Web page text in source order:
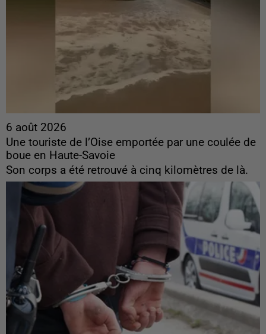
6 août 2026
Une touriste de l’Oise emportée par une coulée de
boue en Haute-Savoie
Son corps a été retrouvé à cinq kilomètres de là.